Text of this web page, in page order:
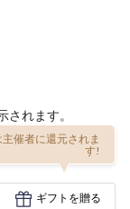
されます。
催者に還元されま
す!
ギフトを贈る